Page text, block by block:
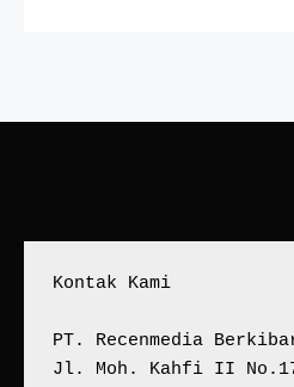
Kontak Kami
PT. Recenmedia
Jl. Moh. Kahfi II